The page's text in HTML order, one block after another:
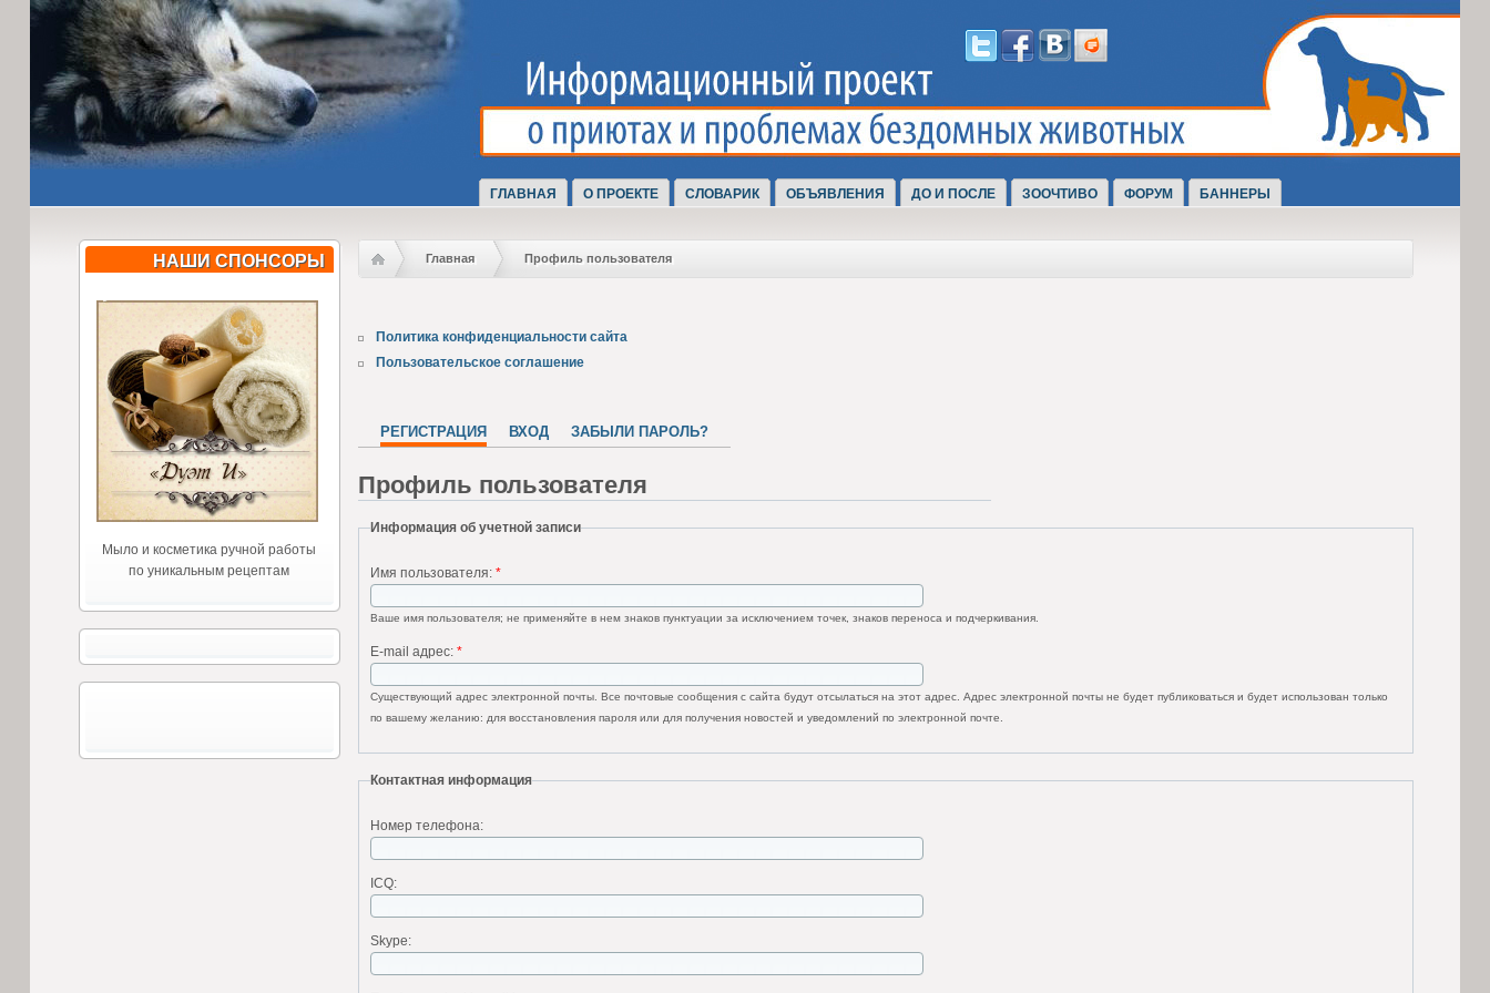
ГЛАВНАЯ О ПРОЕКТЕ СЛОВАРИК ОБЪЯВЛЕНИЯ ДО И ПОСЛЕ ЗООЧТИВО ФОРУМ БАННЕРЫ
НАШИ СПОНСОРЫ
Мыло и косметика ручной работы
по уникальным рецептам
Главная Профиль пользователя
Политика конфиденциальности сайта
Пользовательское соглашение
РЕГИСТРАЦИЯ ВХОД ЗАБЫЛИ ПАРОЛЬ?
Профиль пользователя
Информация об учетной записи
Имя пользователя: *
Ваше имя пользователя; не применяйте в нем знаков пунктуации за исключением точек, знаков переноса и подчеркивания.
E-mail адрес: *
Существующий адрес электронной почты. Все почтовые сообщения с сайта будут отсылаться на этот адрес. Адрес электронной почты не будет публиковаться и будет использован только
по вашему желанию: для восстановления пароля или для получения новостей и уведомлений по электронной почте.
Контактная информация
Номер телефона:
ICQ:
Skype: